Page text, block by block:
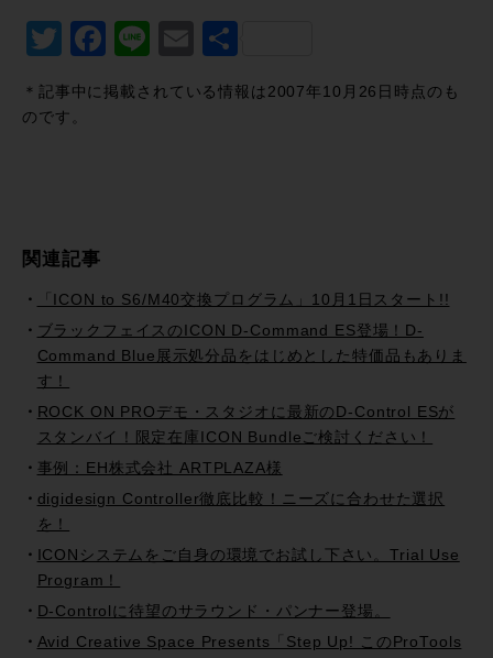
Twitter
Facebook
LineEmail
＊記事中に掲載されている情報は2007年10月26日時点のも
のです。
関連記事
「ICON to S6/M40交換プログラム」10月1日スタート!!
ブラックフェイスのICON D-Command ES登場！D-
Command Blue展示処分品をはじめとした特価品もありま
す！
ROCK ON PROデモ・スタジオに最新のD-Control ESが
スタンバイ！限定在庫ICON Bundleご検討ください！
事例：EH株式会社 ARTPLAZA様
digidesign Controller徹底比較！ニーズに合わせた選択
を！
ICONシステムをご自身の環境でお試し下さい。Trial Use
Program！
D-Controlに待望のサラウンド・パンナー登場。
Avid Creative Space Presents「Step Up! このProTools